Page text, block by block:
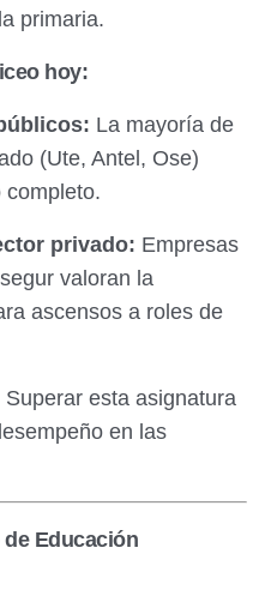
primaria.
hoy:
La mayoría de
(Ute, Antel, Ose)
completo.
privado: Empresas
valoran la
ascensos a roles de
Superar esta asignatura
en las
Educación